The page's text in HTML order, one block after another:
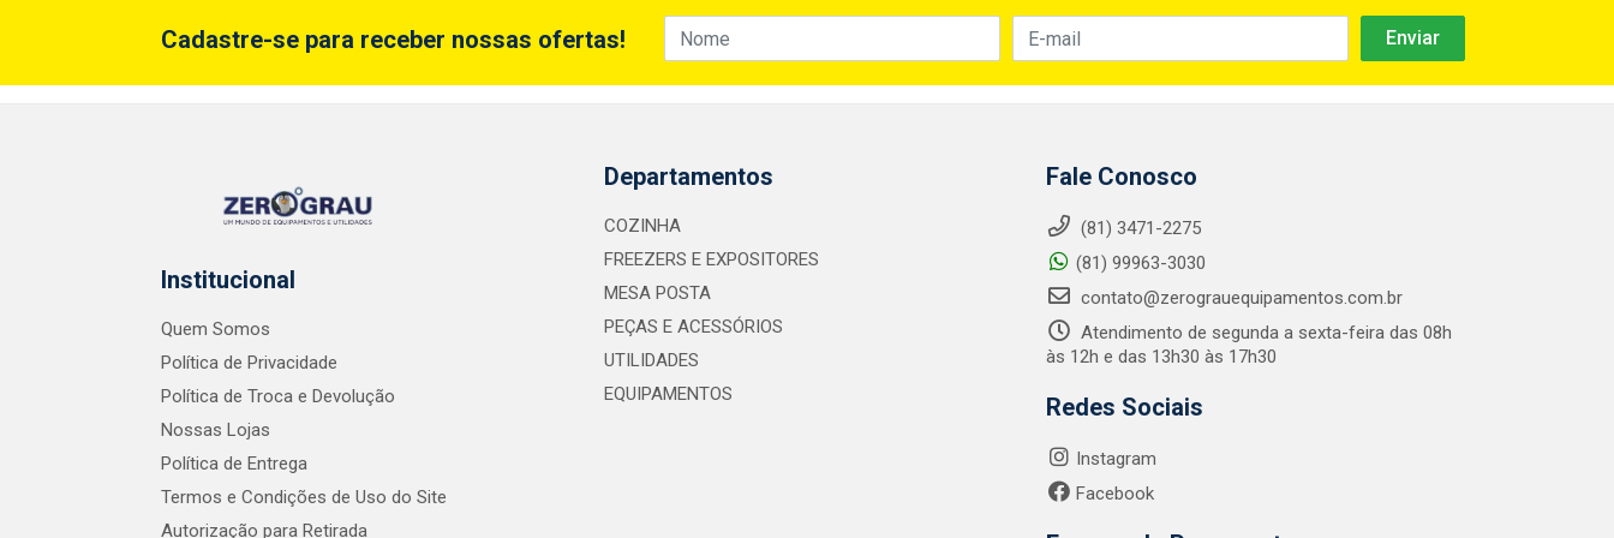
Cadastre-se para receber nossas ofertas!
Institucional
Quem Somos
Política de Privacidade
Política de Troca e Devolução
Nossas Lojas
Política de Entrega
Termos e Condições de Uso do Site
Autorização para Retirada
Departamentos
COZINHA
FREEZERS E EXPOSITORES
MESA POSTA
PEÇAS E ACESSÓRIOS
UTILIDADES
EQUIPAMENTOS
Fale Conosco
(81) 3471-2275
(81) 99963-3030
contato@zerograuequipamentos.com.br
Atendimento de segunda a sexta-feira das 08h
às 12h e das 13h30 às 17h30
Redes Sociais
Instagram
Facebook